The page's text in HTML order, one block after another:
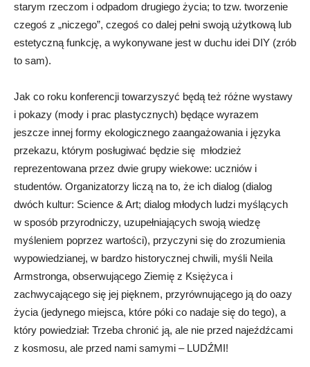
starym rzeczom i odpadom drugiego życia; to tzw. tworzenie
czegoś z „niczego”, czegoś co dalej pełni swoją użytkową lub
estetyczną funkcję, a wykonywane jest w duchu idei DIY (zrób
to sam).
Jak co roku konferencji towarzyszyć będą też różne wystawy
i pokazy (mody i prac plastycznych) będące wyrazem
jeszcze innej formy ekologicznego zaangażowania i języka
przekazu, którym posługiwać będzie się młodzież
reprezentowana przez dwie grupy wiekowe: uczniów i
studentów. Organizatorzy liczą na to, że ich dialog (dialog
dwóch kultur: Science & Art; dialog młodych ludzi myślących
w sposób przyrodniczy, uzupełniających swoją wiedzę
myśleniem poprzez wartości), przyczyni się do zrozumienia
wypowiedzianej, w bardzo historycznej chwili, myśli Neila
Armstronga, obserwującego Ziemię z Księżyca i
zachwycającego się jej pięknem, przyrównującego ją do oazy
życia (jedynego miejsca, które póki co nadaje się do tego), a
który powiedział: Trzeba chronić ją, ale nie przed najeźdźcami
z kosmosu, ale przed nami samymi – LUDŹMI!